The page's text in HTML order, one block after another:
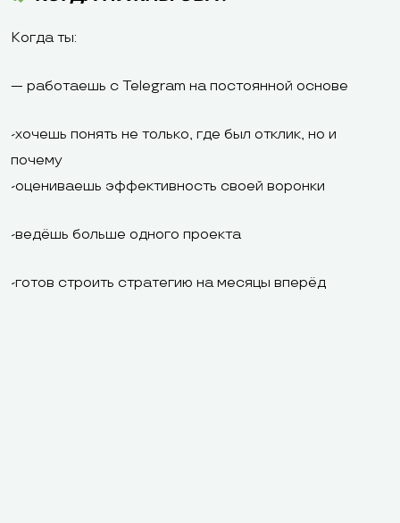
Когда ты:
— работаешь с Telegram на постоянной основе
-хочешь понять не только, где был отклик, но и
почему
-оцениваешь эффективность своей воронки
-ведёшь больше одного проекта
-готов строить стратегию на месяцы вперёд